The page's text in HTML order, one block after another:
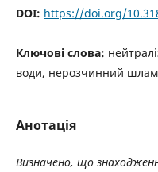
DOI: https://doi.org/
Ключові слова:
води, нерозчинний шлам
Анотація
Визначено, що